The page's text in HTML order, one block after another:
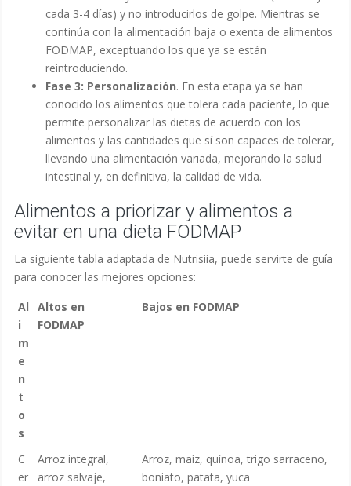
cada 3-4 días) y no introducirlos de golpe. Mientras se
continúa con la alimentación baja o exenta de alimentos
FODMAP, exceptuando los que ya se están
reintroduciendo.
Fase 3: Personalización. En esta etapa ya se han
conocido los alimentos que tolera cada paciente, lo que
permite personalizar las dietas de acuerdo con los
alimentos y las cantidades que sí son capaces de tolerar,
llevando una alimentación variada, mejorando la salud
intestinal y, en definitiva, la calidad de vida.
Alimentos a priorizar y alimentos a
evitar en una dieta FODMAP
La siguiente tabla adaptada de Nutrisiia, puede servirte de guía
para conocer las mejores opciones:
Al
i
m
e
n
t
o
s
Altos en
FODMAP
Bajos en FODMAP
C
er
Arroz integral,
arroz salvaje,
Arroz, maíz, quínoa, trigo sarraceno,
boniato, patata, yuca